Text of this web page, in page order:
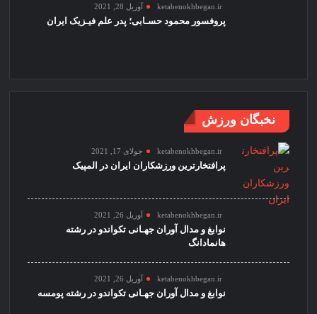
ketabenokhbegan.ir آوریل 28, 2021
پروفسور محمود حسـابی؛ پدر علم فیـزیک ایران
نخبگان ورزش
ketabenokhbegan.ir جولای 17, 2021
پرافتخارترین ورزشکاران ایران در المپیک
ketabenokhbegan.ir آوریل 26, 2021
نوابغ و مدال آوران جهـانی تکواندو در رشته
هانمادانگ
ketabenokhbegan.ir آوریل 26, 2021
نوابغ و مدال آوران جهـانی تکواندو در رشته پومسه